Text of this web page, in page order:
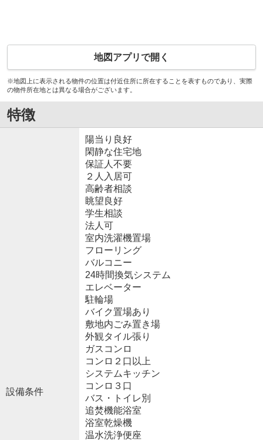
地図アプリで開く
※地図上に表示される物件の位置は付近住所に所在することを表すものであり、実際
の物件所在地とは異なる場合がございます。
特徴
設備条件
陽当り良好
閑静な住宅地
保証人不要
２人入居可
高齢者相談
眺望良好
学生相談
法人可
室内洗濯機置場
フローリング
バルコニー
24時間換気システム
エレベーター
駐輪場
バイク置場あり
敷地内ごみ置き場
外観タイル張り
ガスコンロ
コンロ２口以上
システムキッチン
コンロ３口
バス・トイレ別
追焚機能浴室
浴室乾燥機
温水洗浄便座